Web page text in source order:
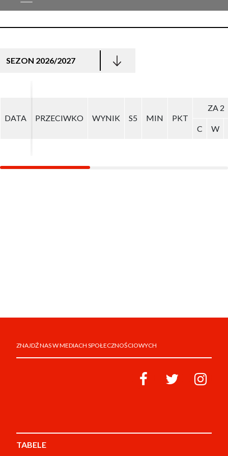
SEZON 2026/2027
DATA PRZECIWKO WYNIK S5 MIN PKT
ZA 2
C W
DATA PRZECIWKO WYNIK S5 MIN PKT
ZA 2
C W
ZNAJDŹ NAS W MEDIACH SPOŁECZNOŚCIOWYCH
TABELE